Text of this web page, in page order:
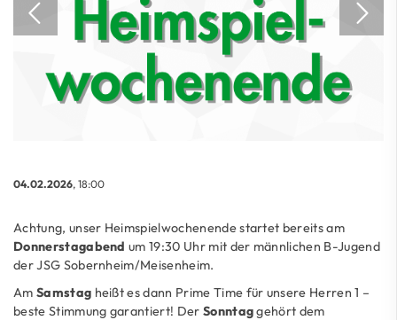
04.02.2026, 18:00
Achtung, unser Heimspielwochenende startet bereits am
Donnerstagabend um 19:30 Uhr mit der männlichen B-Jugend
der JSG Sobernheim/Meisenheim.
Am Samstag heißt es dann Prime Time für unsere Herren 1 –
beste Stimmung garantiert! Der Sonntaggehört dem